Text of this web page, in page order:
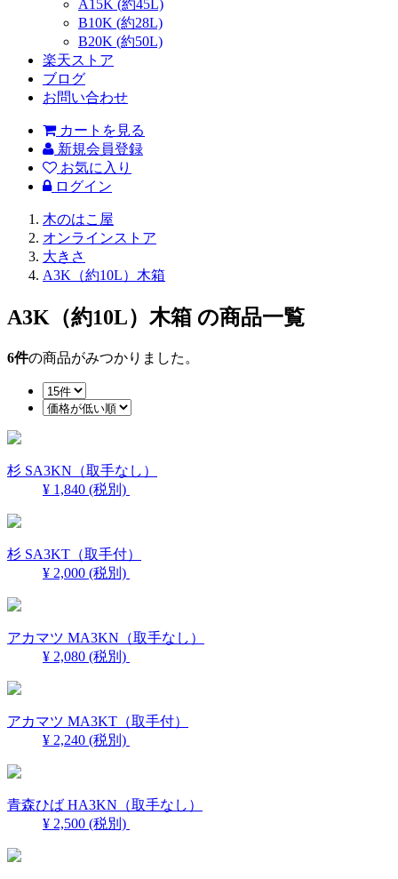
A15K (約45L)
B10K (約28L)
B20K (約50L)
楽天ストア
ブログ
お問い合わせ
カートを見る
新規会員登録
お気に入り
ログイン
木のはこ屋
オンラインストア
大きさ
A3K（約10L）木箱
A3K（約10L）木箱 の商品一覧
6件の商品がみつかりました。
杉 SA3KN（取手なし）
¥ 1,840 (税別)
杉 SA3KT（取手付）
¥ 2,000 (税別)
アカマツ MA3KN（取手なし）
¥ 2,080 (税別)
アカマツ MA3KT（取手付）
¥ 2,240 (税別)
青森ひば HA3KN（取手なし）
¥ 2,500 (税別)